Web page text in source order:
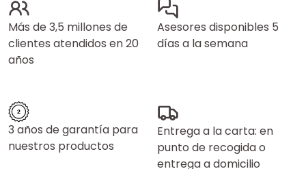
Más de 3,5 millones de
clientes atendidos en 20
años
Asesores disponibles 5
días a la semana
3 años de garantía para
nuestros productos
Entrega a la carta: en
punto de recogida o
entrega a domicilio